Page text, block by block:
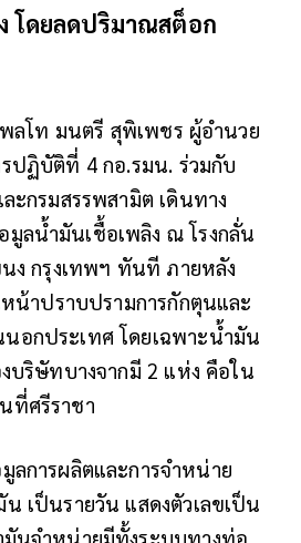
โดยลดปริมาณสต็อก
ลโท มนตรี สุพิเพชร ผู้อำนวย
ปฏิบัติที่ 4 กอ.รมน. ร่วมกับ
ะกรมสรรพสามิต เดินทาง
ลน้ำมันเชื้อเพลิง ณ โรงกลั่น
ง กรุงเทพฯ ทันที ภายหลัง
น้าปราบปรามการกักตุนและ
อกประเทศ โดยเฉพาะน้ำมัน
บริษัทบางจากมี 2 แห่ง คือใน
ที่ศรีราชา
ลการผลิตและการจำหน่าย
น เป็นรายวัน แสดงตัวเลขเป็น
มันจำหน่ายมีทั้งระบบทางท่อ